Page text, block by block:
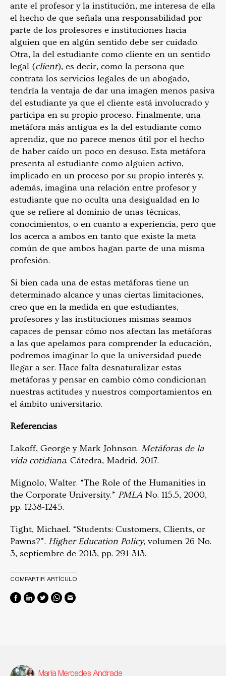
ante el profesor y la institución, me interesa de ella
el hecho de que señala una responsabilidad por
parte de los profesores e instituciones hacia
alguien que en algún sentido debe ser cuidado.
Otra, la del estudiante como cliente en un sentido
legal (client), es decir, como la persona que
contrata los servicios legales de un abogado,
tendría la ventaja de dar una imagen menos pasiva
del estudiante ya que el cliente está involucrado y
participa en su propio proceso. Finalmente, una
metáfora más antigua es la del estudiante como
aprendiz, que no parece menos útil por el hecho
de haber caído un poco en desuso. Esta metáfora
presenta al estudiante como alguien activo,
implicado en un proceso por su propio interés y,
además, imagina una relación entre profesor y
estudiante que no oculta una desigualdad en lo
que se refiere al dominio de unas técnicas,
conocimientos, o en cuanto a experiencia, pero que
los acerca a ambos en tanto que existe la meta
común de que ambos hagan parte de una misma
profesión.
Si bien cada una de estas metáforas tiene un
determinado alcance y unas ciertas limitaciones,
creo que en la medida en que estudiantes,
profesores y las instituciones mismas seamos
capaces de pensar cómo nos afectan las metáforas
a las que apelamos para comprender la educación,
podremos imaginar lo que la universidad puede
llegar a ser. Hace falta desnaturalizar estas
metáforas y pensar en cambio cómo condicionan
nuestras actitudes y nuestros comportamientos en
el ámbito universitario.
Referencias
Lakoff, George y Mark Johnson. Metáforas de la
vida cotidiana. Cátedra, Madrid, 2017.
Mignolo, Walter. “The Role of the Humanities in
the Corporate University.” PMLANo. 115.5, 2000,
pp. 1238-1245.
Tight, Michael. “Students: Customers, Clients, or
Pawns?”. Higher Education Policy, volumen 26 No.
3, septiembre de 2013, pp. 291-313.
COMPARTIR ARTÍCULO
María Mercedes Andrade